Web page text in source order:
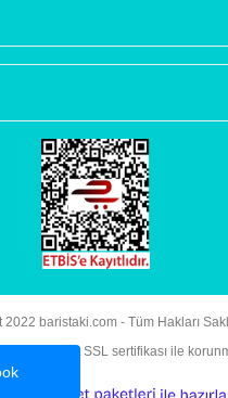
baristaki.com - Tüm Hakları
256bit SSL sertifikası ile
e-